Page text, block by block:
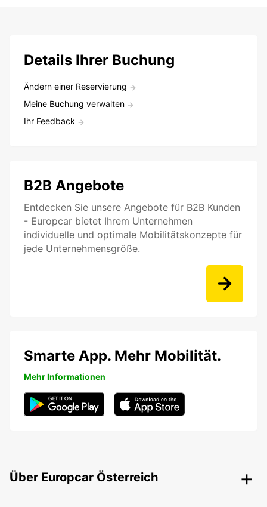
Details Ihrer Buchung
Ändern einer Reservierung
Meine Buchung verwalten
Ihr Feedback
B2B Angebote
Entdecken Sie unsere Angebote für B2B Kunden
- Europcar bietet Ihrem Unternehmen
individuelle und optimale Mobilitätskonzepte für
jede Unternehmensgröße.
Smarte App. Mehr Mobilität.
Mehr Informationen
Über Europcar Österreich